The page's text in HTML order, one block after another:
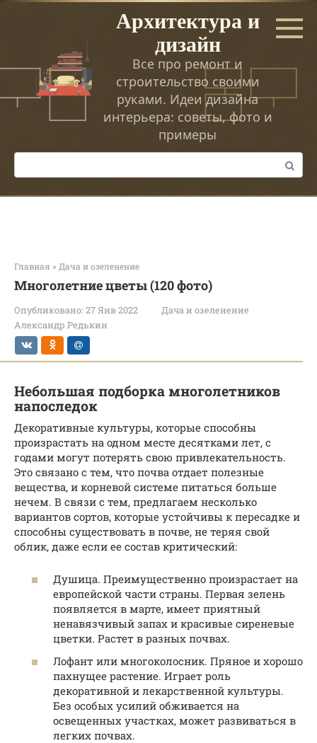
Перейти
Архитектура и
дизайн
Все про ремонт и
строительство своими
руками. Идеи дизайна
интерьера: советы, фото и
примеры
Поиск:
Главная » Дача и озеленение
Многолетние цветы (120 фото)
Опубликовано: 27 Янв 2022
Дача и озеленение
Александр Редькин
Небольшая подборка многолетников
напоследок
Декоративные культуры, которые способны
произрастать на одном месте десятками лет, с
годами могут потерять свою привлекательность.
Это связано с тем, что почва отдает полезные
вещества, и корневой системе питаться больше
нечем. В связи с тем, предлагаем несколько
вариантов сортов, которые устойчивы к пересадке и
способны существовать в почве, не теряя свой
облик, даже если ее состав критический:
Душица. Преимущественно произрастает на
европейской части страны. Первая зелень
появляется в марте, имеет приятный
ненавязчивый запах и красивые сиреневые
цветки. Растет в разных почвах.
Лофант или многоколосник. Пряное и хорошо
пахнущее растение. Играет роль
декоративной и лекарственной культуры.
Без особых усилий обживается на
освещенных участках, может развиваться в
легких почвах.